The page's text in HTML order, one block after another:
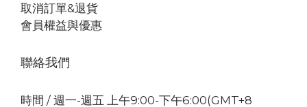
取消訂單&退貨
會員權益與優惠
聯絡我們
時間 / 週一-週五 上午9:00-下午6:00(GMT+8